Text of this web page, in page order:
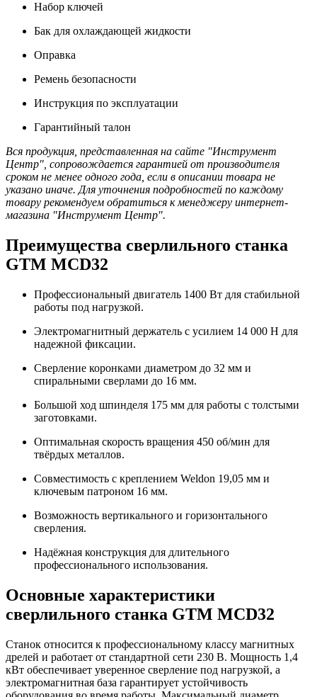
Набор ключей
Бак для охлаждающей жидкости
Оправка
Ремень безопасности
Инструкция по эксплуатации
Гарантийный талон
Вся продукция, представленная на сайте "Инструмент
Центр", сопровождается гарантией от производителя
сроком не менее одного года, если в описании товара не
указано иначе. Для уточнения подробностей по каждому
товару рекомендуем обратиться к менеджеру интернет-
магазина "Инструмент Центр".
Преимущества сверлильного станка
GTM MCD32
Профессиональный двигатель 1400 Вт для стабильной
работы под нагрузкой.
Электромагнитный держатель с усилием 14 000 Н для
надежной фиксации.
Сверление коронками диаметром до 32 мм и
спиральными сверлами до 16 мм.
Большой ход шпинделя 175 мм для работы с толстыми
заготовками.
Оптимальная скорость вращения 450 об/мин для
твёрдых металлов.
Совместимость с креплением Weldon 19,05 мм и
ключевым патроном 16 мм.
Возможность вертикального и горизонтального
сверления.
Надёжная конструкция для длительного
профессионального использования.
Основные характеристики
сверлильного станка GTM MCD32
Станок относится к профессиональному классу магнитных
дрелей и работает от стандартной сети 230 В. Мощность 1,4
кВт обеспечивает уверенное сверление под нагрузкой, а
электромагнитная база гарантирует устойчивость